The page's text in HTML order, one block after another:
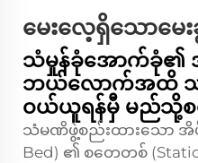
မေးလေ့ရှိသောမေးခွ
သံမှုန်ခုံအောက်ခုံ၏
ဘယ်လောက်အထိ သည်
ဝယ်ယူရန်မှီ မည်သို့စ
သံမဏိဖွဲ့စည်းထားသော အိ
Bed) ၏ စတေတစ်